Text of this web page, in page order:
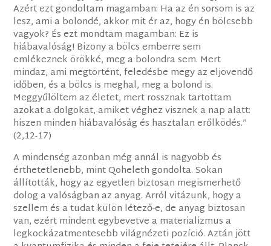
Azért ezt gondoltam magamban: Ha az én sorsom is az
lesz, ami a bolondé, akkor mit ér az, hogy én bölcsebb
vagyok? És ezt mondtam magamban: Ez is
hiábavalóság! Bizony a bölcs emberre sem
emlékeznek örökké, meg a bolondra sem. Mert
mindaz, ami megtörtént, feledésbe megy az eljövendő
időben, és a bölcs is meghal, meg a bolond is.
Meggyűlöltem az életet, mert rossznak tartottam
azokat a dolgokat, amiket véghez visznek a nap alatt:
hiszen minden hiábavalóság és hasztalan erőlködés.”
(2,12-17)
A mindenség azonban még annál is nagyobb és
érthetetlenebb, mint Qoheleth gondolta. Sokan
állították, hogy az egyetlen biztosan megismerhető
dolog a valóságban az anyag. Arról vitázunk, hogy a
szellem és a tudat külön létező-e, de anyag biztosan
van, ezért mindent egybevetve a materializmus a
legkockázatmentesebb világnézeti pozíció. Aztán jött